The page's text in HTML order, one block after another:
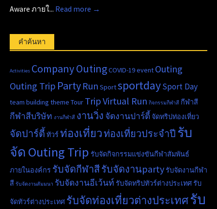
Aware ภายใ... Read more →
คำค้นหา
Activities Company OutingCOVID-19event Outing
Outing Trip Party Run SportsportdaySport Day
team building theme Tour TripVirtual Run กิจกรรมกีฬาสี กีฬาสี
กีฬาสีบริษัท งานกีฬาสี งานวิ่ง จัดงานปาร์ตี้ จัดทริปท่องเที่ยว
จัดปาร์ตี้ ทัวร์ท่องเที่ยวท่องเที่ยวประจำปี รับ
จัด Outing Trip รับจัดกิจกรรมแข่งขันกีฬาสัมพันธ์
ภายในองค์กร รับจัดกีฬาสีรับจัดงานpartyรับจัดงานกีฬา
สี รับจัดงานสัมมนา รับจัดงานอีเว้นท์ รับจัดทริปทัวร์ต่างประเทศรับ
จัดทัวร์ต่างประเทศ รับจัดท่องเที่ยวต่างประเทศรับ